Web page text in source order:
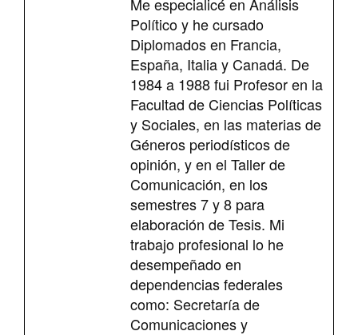
Me especialicé en Análisis
Político y he cursado
Diplomados en Francia,
España, Italia y Canadá. De
1984 a 1988 fui Profesor en la
Facultad de Ciencias Políticas
y Sociales, en las materias de
Géneros periodísticos de
opinión, y en el Taller de
Comunicación, en los
semestres 7 y 8 para
elaboración de Tesis. Mi
trabajo profesional lo he
desempeñado en
dependencias federales
como: Secretaría de
Comunicaciones y